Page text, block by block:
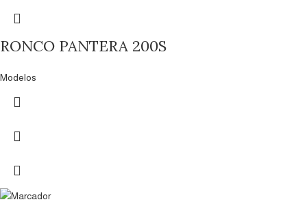
RONCO PANTERA 200S
Modelos